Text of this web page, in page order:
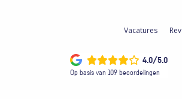
Vacatures
4.0/5.0
Op basis van 109 beoordelingen